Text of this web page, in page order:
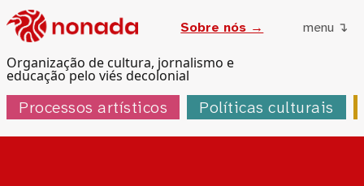
Organização de cultura, jornalismo e
educação pelo viés decolonial
Sobre nós → menu ↴
Processos artísticos Políticas culturais